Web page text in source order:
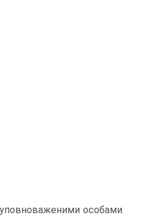
особами